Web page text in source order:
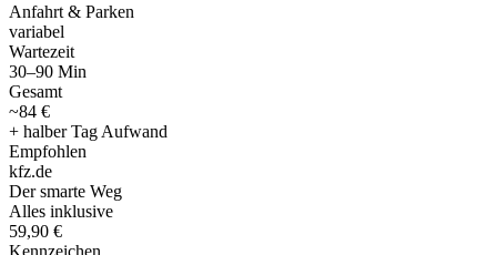
Anfahrt & Parken
variabel
Wartezeit
30–90 Min
Gesamt
~84 €
+ halber Tag Aufwand
Empfohlen
kfz.de
Der smarte Weg
Alles inklusive
59,90 €
Kennzeichen